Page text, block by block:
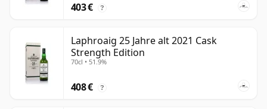
403 € ?
Laphroaig 25 Jahre alt 2021 Cask
Strength Edition
70cl • 51.9%
408 € ?